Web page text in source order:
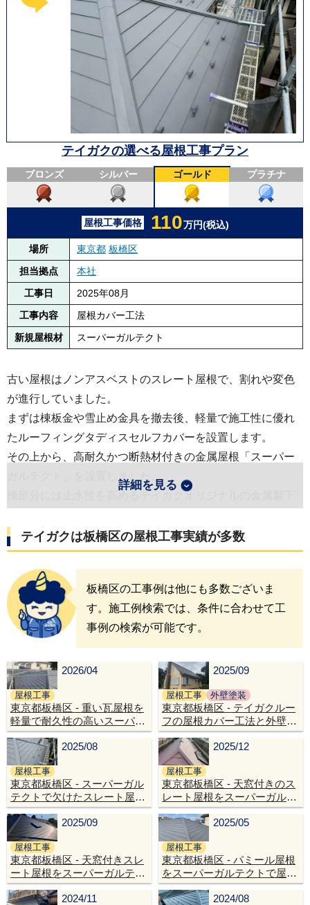
テイガクの選べる屋根工事プラン
ブロンズ シルバー ゴールド プラチナ
屋根工事価格 110万円(税込)
場所 東京都 板橋区
担当拠点
本社
工事日
2025年08月
工事内容
屋根カバー工法
新規屋根材
スーパーガルテクト
古い屋根はノンアスベストのスレート屋根で、割れや変色
が進行していました。
まずは棟板金や雪止め金具を撤去後、軽量で施工性に優れ
たルーフィングタディスセルフカバーを設置します。
その上から、高耐久かつ断熱材付きの金属屋根「スーパー
ガルテクト」を設置しました。
棟部分には止水性を高めるテイガクオリジナルの金属製下
熱や湿気を逃がしながら、耐久性と美観を兼ね備えた屋根
へと生まれ変わりました。
この施工例の詳細をもっと見る
詳細を見る
テイガクは板橋区の屋根工事実績が多数
板橋区の工事例は他にも多数ございま
す。施工例検索では、条件に合わせて工
事例の検索が可能です。
2026/04
屋根工事
東京都板橋区 - 重い瓦屋根を
軽量で耐久性の高いスーパー
ガルテクトで屋根葺き替えリ
フォーム
2025/09
屋根工事 外壁塗装
東京都板橋区 - テイガクルー
フの屋根カバー工法と外壁塗
装で、美しい外観へリフォー
ム
2025/08
屋根工事
東京都板橋区 - スーパーガル
テクトで欠けたスレート屋根
を屋根カバー工法リフォーム
2025/12
屋根工事
東京都板橋区 - 天窓付きのス
レート屋根をスーパーガルテ
クトで屋根カバー工法リフォ
ーム
2025/09
屋根工事
東京都板橋区 - 天窓付きスレ
ート屋根をスーパーガルテク
トで屋根リフォーム
2025/05
屋根工事
東京都板橋区 - パミール屋根
をスーパーガルテクトで屋根
カバー工法
2024/11
2024/08